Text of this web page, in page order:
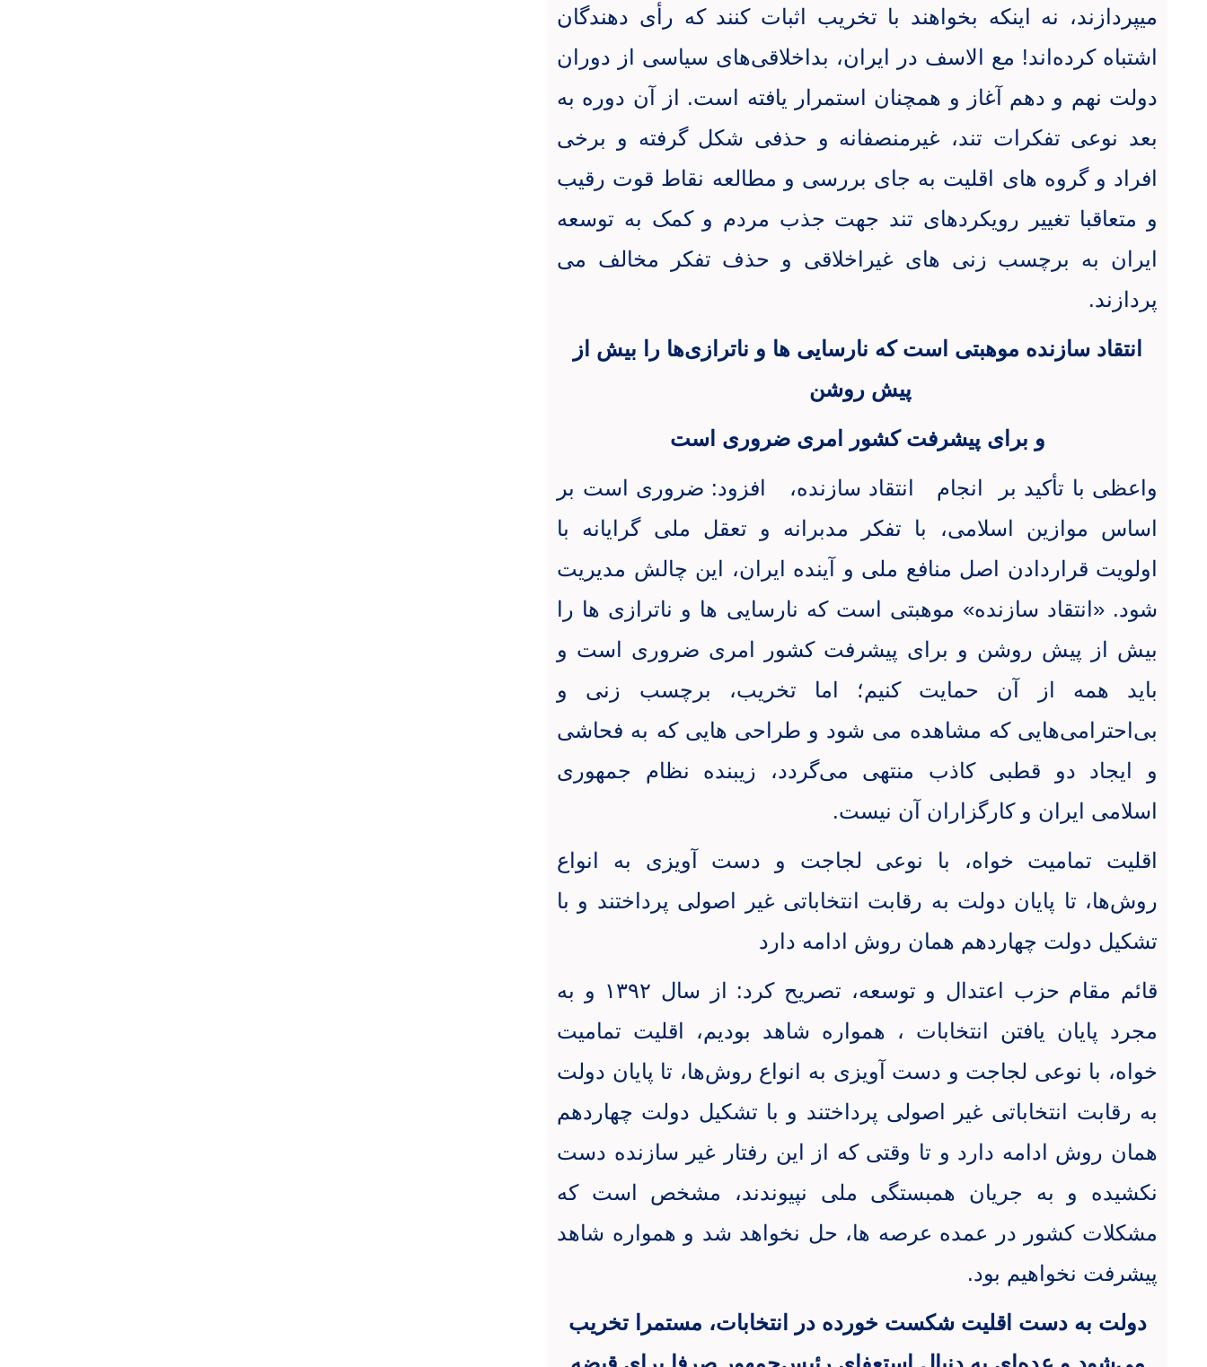
میپردازند، نه اینکه بخواهند با تخریب اثبات کنند که رأی دهندگان
اشتباه کرده‌اند! مع الاسف در ایران، بداخلاقی‌های سیاسی از دوران
دولت نهم و دهم آغاز و همچنان استمرار یافته است. از آن دوره به
بعد نوعی تفکرات تند، غیرمنصفانه و حذفی شکل گرفته و برخی
افراد و گروه های اقلیت به جای بررسی و مطالعه نقاط قوت رقیب
و متعاقبا تغییر رویکردهای تند جهت جذب مردم و کمک به توسعه
ایران به برچسب زنی های غیراخلاقی و حذف تفکر مخالف می
پردازند.
انتقاد سازنده موهبتی است که نارسایی ها و ناترازی‌ها را بیش از
پیش روشن
و برای پیشرفت کشور امری ضروری است
واعظی با تأکید بر انجام انتقاد سازنده،
افزود: ضروری است بر
اساس موازین اسلامی، با تفکر مدبرانه و تعقل ملی گرایانه با
اولویت قراردادن اصل منافع ملی و آینده ایران، این چالش مدیریت
شود‌. «انتقاد سازنده» موهبتی است که نارسایی ها و ناترازی ها را
بیش از پیش روشن و برای پیشرفت کشور امری ضروری است و
باید همه از آن حمایت کنیم؛ اما تخریب، برچسب زنی و
بی‌احترامی‌هایی که مشاهده می شود و طراحی هایی که به فحاشی
و ایجاد دو قطبی کاذب منتهی می‌گردد، زیبنده نظام جمهوری
اسلامی ایران و کارگزاران آن نیست.
اقلیت تمامیت خواه، با نوعی لجاجت و دست آویزی به انواع
روش‌ها، تا پایان دولت به رقابت انتخاباتی غیر اصولی پرداختند و با
تشکیل دولت چهاردهم همان روش ادامه دارد
قائم مقام حزب اعتدال و توسعه، تصریح کرد: از سال ۱۳۹۲ و به
مجرد پایان یافتن انتخابات ، همواره شاهد بودیم، اقلیت تمامیت
خواه، با نوعی لجاجت و دست آویزی به انواع روش‌ها، تا پایان دولت
به رقابت انتخاباتی غیر اصولی پرداختند و با تشکیل دولت چهاردهم
همان روش ادامه دارد و تا وقتی که از این رفتار غیر سازنده دست
نکشیده و به جریان همبستگی ملی نپیوندند، مشخص است که
مشکلات کشور در عمده عرصه ها، حل نخواهد شد و همواره شاهد
پیشرفت نخواهیم بود.
دولت به دست اقلیت شکست خورده در انتخابات، مستمرا تخریب